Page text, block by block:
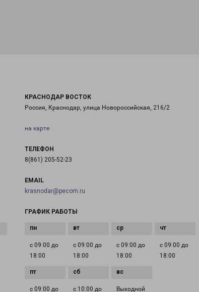
КРАСНОДАР ВОСТОК
Россия, Краснодар, улица Новороссийская, 216/2
на карте
ТЕЛЕФОН
8(861) 205-52-23
EMAIL
krasnodar@pecom.ru
ГРАФИК РАБОТЫ
с 09:00 до
18:00
с 09:00 до
18:00
с 09:00 до
18:00
с 09:00 до
18:00
с 09:00 до
с 10:00 до
Выходной